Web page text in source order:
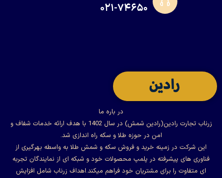
۰۲۱-۷۴۶۵۰
در باره ما
زرناب تجارت رادین(رادین شمش) در سال 1402 با هدف ارائه خدمات شفاف و
امن در حوزه طلا و سکه راه اندازی شد.
این شرکت در زمینه خرید و فروش سکه و شمش طلا به واسطه بهرگیری از
فناوری های پیشرفته در پلمپ محصولات خود و شبکه ای از نمایندگان تجربه
ای متفاوت را برای مشتریان خود فراهم میکند.اهداف زرناب شامل افزایش